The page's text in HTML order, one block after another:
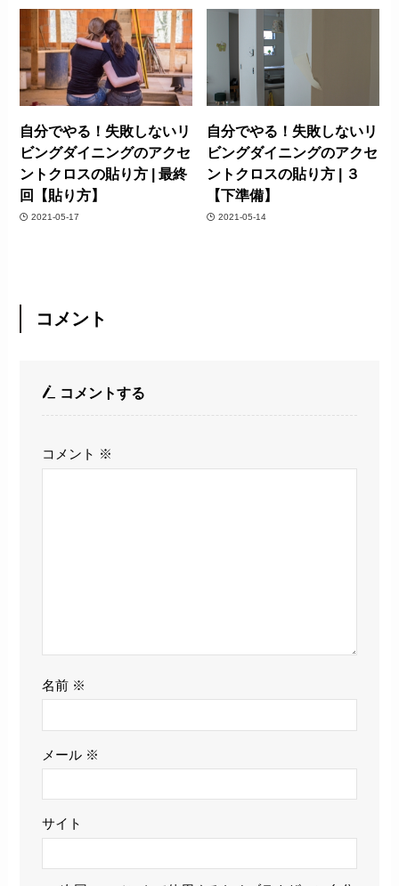
自分でやる！失敗しないリ
ビングダイニングのアクセ
ントクロスの貼り方 | 最終
回【貼り方】
2021-05-17
自分でやる！失敗しないリ
ビングダイニングのアクセ
ントクロスの貼り方 | ３
【下準備】
2021-05-14
コメント
コメントする
コメント ※
名前 ※
メール ※
サイト